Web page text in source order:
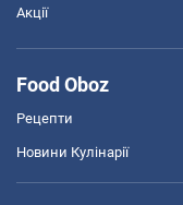
Акції
Food Oboz
Рецепти
Новини Кулінарії